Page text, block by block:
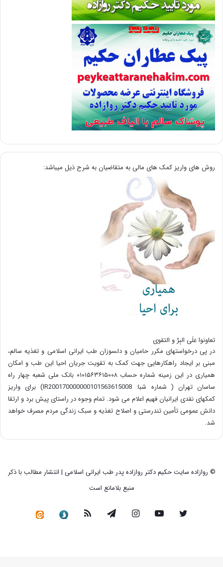
روش های واریز کمک های مالی به متقاضیان به شرح ذیل میباشد:
تعاونوا عَلَی البِرِّ و التقوی
در پی درخواستهای مکرر حامیان و دلسوزان طب ایرانی اسلامی و تغذیه سالم،
مبنی بر ایجاد راهکارهایی جهت کمک به تقویت جریان احیا این طب و امکان
همیاری در این زمینه شماره حساب ۰۱۰۱۵۶۳۶۱۵۰۰۸ بانک ملی شعبه چهار راه
ساسان تهران ( شماره شبا: IR200170000000101563615008) برای واریز
کمکهای نقدی ایرانیان فهیم اعلام می شود. تمام وجوه در راستای پیش برد و ارتقا
دانش عمومی تأمین تندرستی و اصلاح تغذیه و سبک زندگی مردم مصرف خواهد
شد.
© روازاده سایت حکیم دکتر روازاده پدر طب ایرانی اسلامی | انتشار مطالب با ذکر
منبع بلامانع است
توییتر یوتیوب اینستاگرامتلگرام خوراک سروش